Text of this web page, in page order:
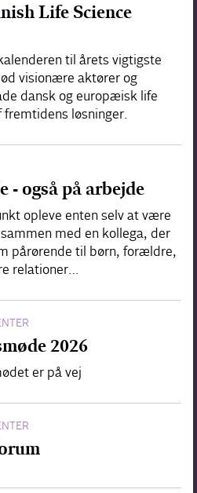
Life Science
til årets vigtigste
visionære aktører og
dansk og europæisk life
fremtidens løsninger.
- også på arbejde
opleve enten selv at være
med en kollega, der
pårørende til børn, forældre,
relationer…
2026
er på vej